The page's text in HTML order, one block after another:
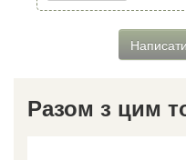
Разом з цим